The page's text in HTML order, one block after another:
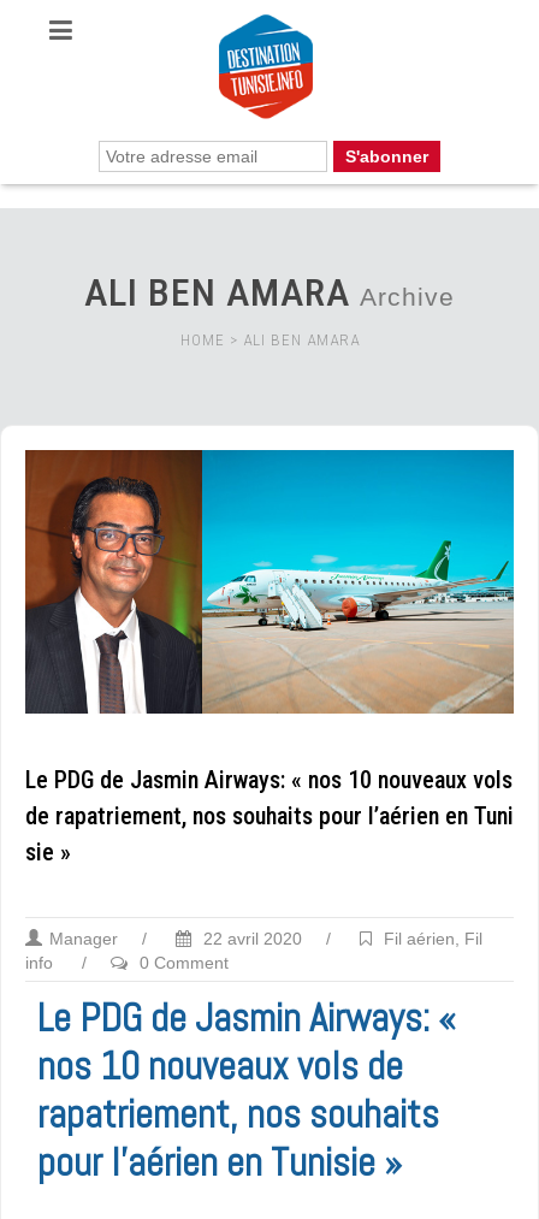
ALI BEN AMARA Archive
HOME > ALI BEN AMARA
Le PDG de Jasmin Airways: « nos 10 nouveaux vols
de rapatriement, nos souhaits pour l’aérien en Tuni
sie »
Manager / 22 avril 2020 / Fil aérien
Fil
info
/ 0 Comment
Le PDG de Jasmin Airways: «
nos 10 nouveaux vols de
rapatriement, nos souhaits
pour l’aérien en Tunisie »